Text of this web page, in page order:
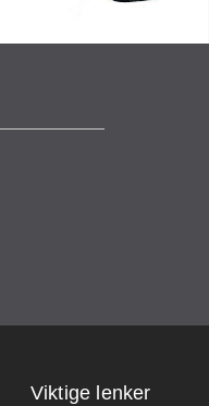
Viktige lenker